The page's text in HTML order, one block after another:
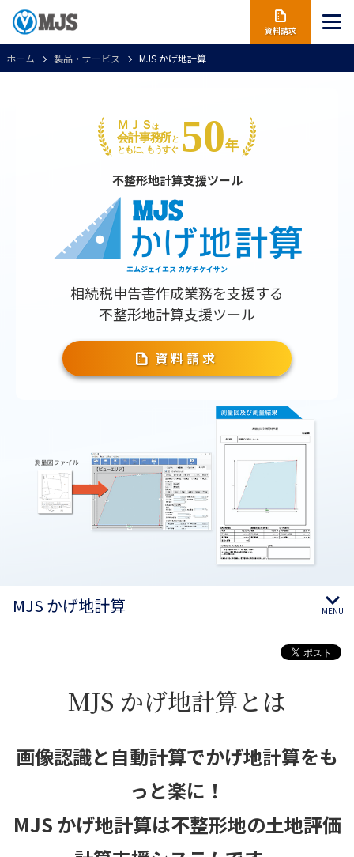
資料請求
ホーム 製品・サービス MJS かげ地計算
不整形地計算支援ツール
エムジェイエス カゲチケイサン
相続税申告書作成業務を支援する
不整形地計算支援ツール
資料請求
MJS かげ地計算 MENU
MJS かげ地計算とは
画像認識と自動計算でかげ地計算をも
っと楽に！
MJS かげ地計算は不整形地の土地評価